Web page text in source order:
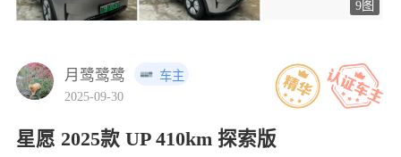
9图
月鹭鹭鹭
车主
2025-09-30
星愿 2025款 UP 410km 探索版